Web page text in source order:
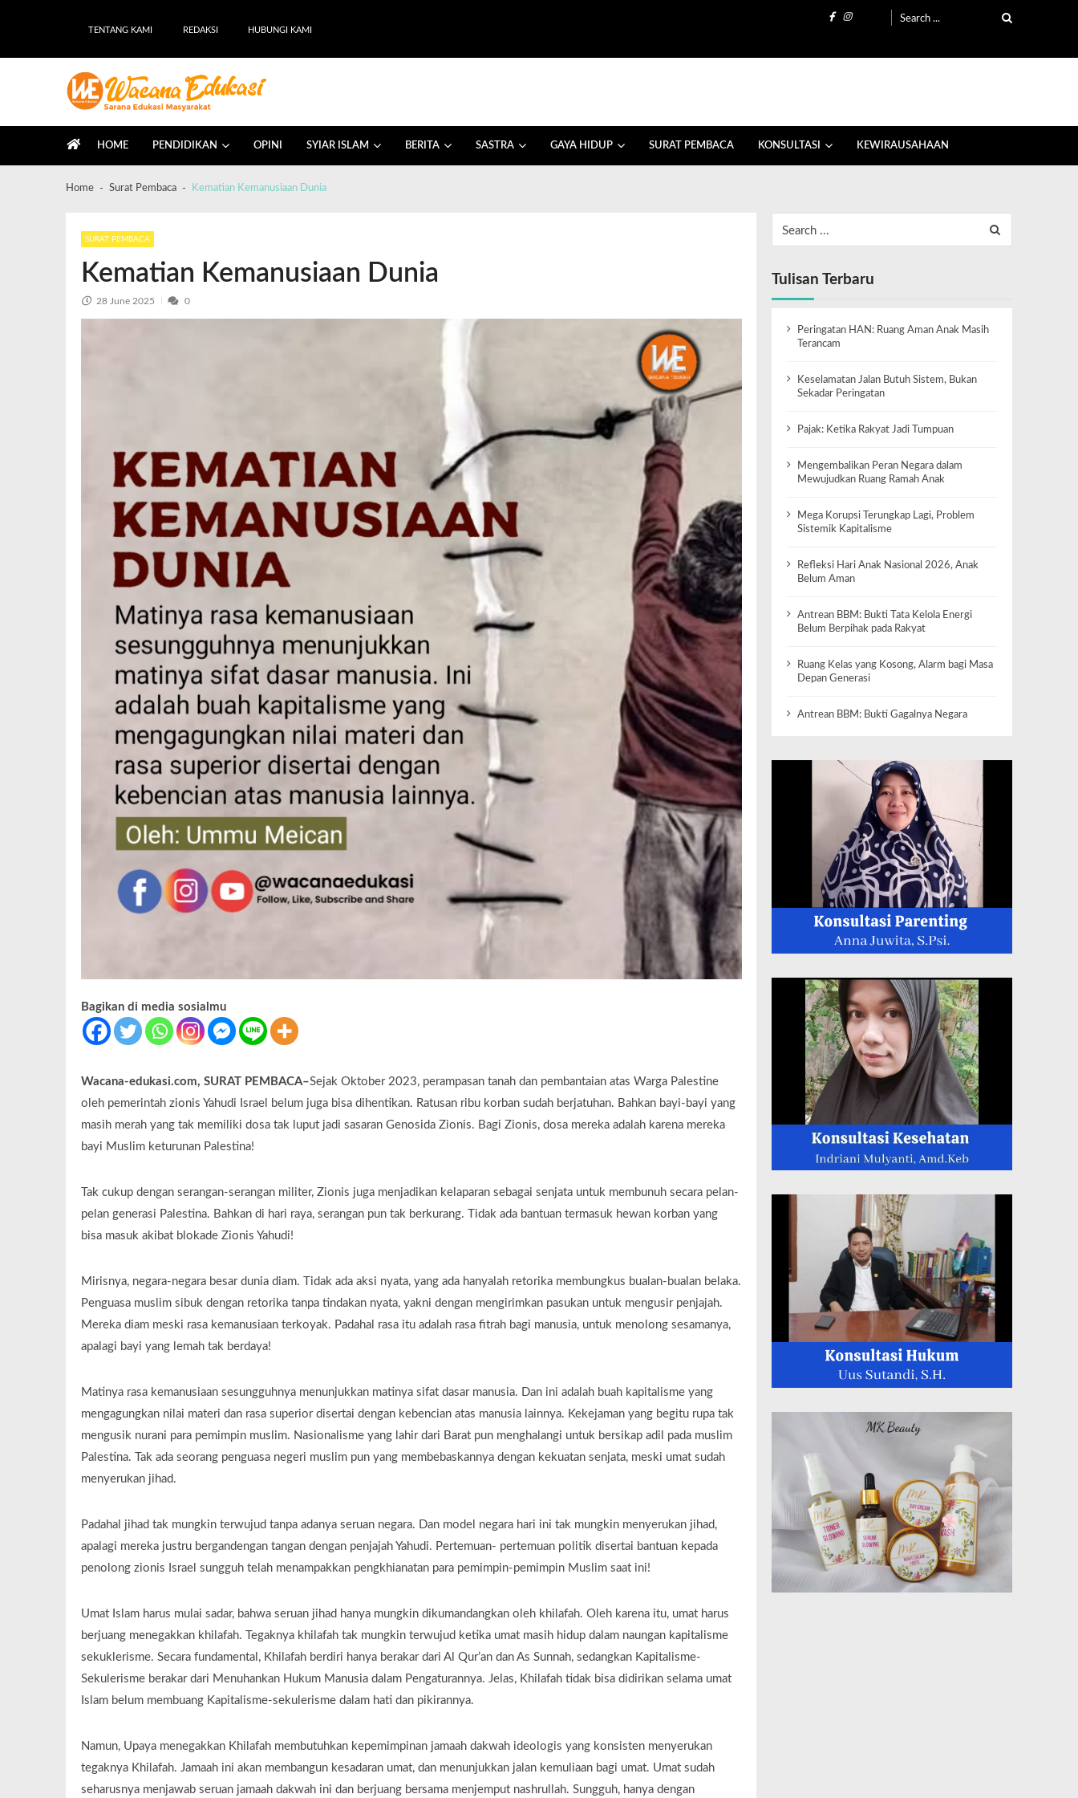
TENTANG KAMI REDAKSI HUBUNGI KAMI
HOME PENDIDIKAN OPINI SYIAR ISLAM BERITA SASTRA GAYA HIDUP SURAT PEMBACA KONSULTASI KEWIRAUSAHAAN
Home Surat Pembaca Kematian Kemanusiaan Dunia
SURAT PEMBACA
Kematian Kemanusiaan Dunia
28 June 2025 0
Bagikan di media sosialmu
Wacana-edukasi.com, SURAT PEMBACA–Sejak Oktober 2023, perampasan tanah dan pembantaian atas Warga Palestine
oleh pemerintah zionis Yahudi Israel belum juga bisa dihentikan. Ratusan ribu korban sudah berjatuhan. Bahkan bayi-bayi yang
masih merah yang tak memiliki dosa tak luput jadi sasaran Genosida Zionis. Bagi Zionis, dosa mereka adalah karena mereka
bayi Muslim keturunan Palestina!
Tak cukup dengan serangan-serangan militer, Zionis juga menjadikan kelaparan sebagai senjata untuk membunuh secara pelan-
pelan generasi Palestina. Bahkan di hari raya, serangan pun tak berkurang. Tidak ada bantuan termasuk hewan korban yang
bisa masuk akibat blokade Zionis Yahudi!
Mirisnya, negara-negara besar dunia diam. Tidak ada aksi nyata, yang ada hanyalah retorika membungkus bualan-bualan belaka.
Penguasa muslim sibuk dengan retorika tanpa tindakan nyata, yakni dengan mengirimkan pasukan untuk mengusir penjajah.
Mereka diam meski rasa kemanusiaan terkoyak. Padahal rasa itu adalah rasa fitrah bagi manusia, untuk menolong sesamanya,
apalagi bayi yang lemah tak berdaya!
Matinya rasa kemanusiaan sesungguhnya menunjukkan matinya sifat dasar manusia. Dan ini adalah buah kapitalisme yang
mengagungkan nilai materi dan rasa superior disertai dengan kebencian atas manusia lainnya. Kekejaman yang begitu rupa tak
mengusik nurani para pemimpin muslim. Nasionalisme yang lahir dari Barat pun menghalangi untuk bersikap adil pada muslim
Palestina. Tak ada seorang penguasa negeri muslim pun yang membebaskannya dengan kekuatan senjata, meski umat sudah
menyerukan jihad.
Padahal jihad tak mungkin terwujud tanpa adanya seruan negara. Dan model negara hari ini tak mungkin menyerukan jihad,
apalagi mereka justru bergandengan tangan dengan penjajah Yahudi. Pertemuan- pertemuan politik disertai bantuan kepada
penolong zionis Israel sungguh telah menampakkan pengkhianatan para pemimpin-pemimpin Muslim saat ini!
Umat Islam harus mulai sadar, bahwa seruan jihad hanya mungkin dikumandangkan oleh khilafah. Oleh karena itu, umat harus
berjuang menegakkan khilafah. Tegaknya khilafah tak mungkin terwujud ketika umat masih hidup dalam naungan kapitalisme
sekuklerisme. Secara fundamental, Khilafah berdiri hanya berakar dari Al Qur’an dan As Sunnah, sedangkan Kapitalisme-
Sekulerisme berakar dari Menuhankan Hukum Manusia dalam Pengaturannya. Jelas, Khilafah tidak bisa didirikan selama umat
Islam belum membuang Kapitalisme-sekulerisme dalam hati dan pikirannya.
Namun, Upaya menegakkan Khilafah membutuhkan kepemimpinan jamaah dakwah ideologis yang konsisten menyerukan
tegaknya Khilafah. Jamaah ini akan membangun kesadaran umat, dan menunjukkan jalan kemuliaan bagi umat. Umat sudah
seharusnya menjawab seruan jamaah dakwah ini dan berjuang bersama menjemput nashrullah. Sungguh, hanya dengan
Tulisan Terbaru
Peringatan HAN: Ruang Aman Anak Masih
Terancam
Keselamatan Jalan Butuh Sistem, Bukan
Sekadar Peringatan
Pajak: Ketika Rakyat Jadi Tumpuan
Mengembalikan Peran Negara dalam
Mewujudkan Ruang Ramah Anak
Mega Korupsi Terungkap Lagi, Problem
Sistemik Kapitalisme
Refleksi Hari Anak Nasional 2026, Anak
Belum Aman
Antrean BBM: Bukti Tata Kelola Energi
Belum Berpihak pada Rakyat
Ruang Kelas yang Kosong, Alarm bagi Masa
Depan Generasi
Antrean BBM: Bukti Gagalnya Negara